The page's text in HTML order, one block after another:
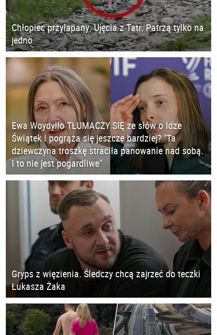
Chłopiec przyłapany. Ujęcia z Tatr. Patrzą tylko na
jedno
Ewa Woydyłło TŁUMACZY SIĘ ze słów o Idze
Świątek i pogrąża się jeszcze bardziej? "Ta
dziewczyna troszkę straciła panowanie nad sobą.
I to nie jest pogardliwe"
Gryps z więzienia. Śledczy chcą zajrzeć do teczki
Łukasza Żaka